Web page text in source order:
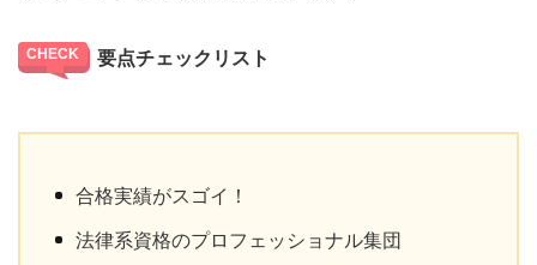
要点チェックリスト
合格実績がスゴイ！
法律系資格のプロフェッショナル集団